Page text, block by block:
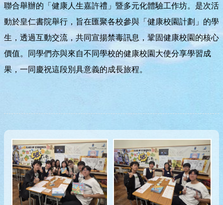
聯合舉辦的「健康人生嘉許禮」暨多元化體驗工作坊。是次活
動於皇仁書院舉行，旨在匯聚各校參與「健康校園計劃」的學
生，透過互動交流，共同宣揚禁毒訊息，鞏固健康校園的核心
價值。同學們亦與來自不同學校的健康校園大使分享學習成
果，一同慶祝這段別具意義的成長旅程。